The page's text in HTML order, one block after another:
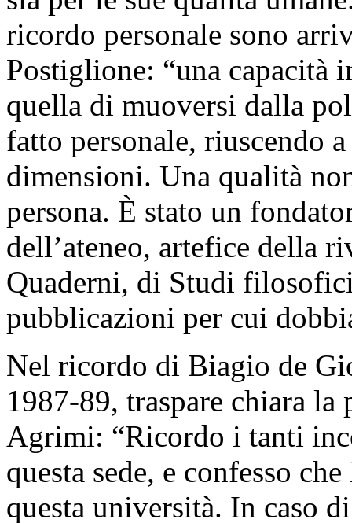
ricordo personale sono
Postiglione: “una capacità
quella di muoversi dalla
fatto personale, riuscendo
dimensioni. Una qualità
persona. È stato un
dell’ateneo, artefice della
Quaderni, di Studi
pubblicazioni per cui
Nel ricordo di Biagio de
1987-89, traspare chiara
Agrimi: “Ricordo i tanti
questa sede, e confesso
questa università. In caso